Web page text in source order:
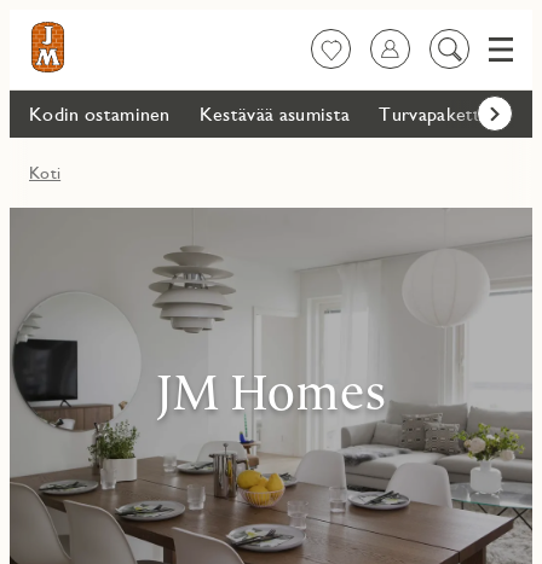
SuosikitKirjaudu sisään
Etsi
Kodin ostaminen Kestävää asumista Turvapaketti
Koti
JM Homes